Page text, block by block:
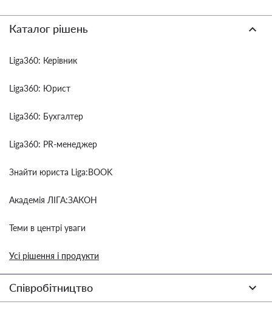
Каталог рішень
Liga360: Керівник
Liga360: Юрист
Liga360: Бухгалтер
Liga360: PR-менеджер
Знайти юриста Liga:BOOK
Академія ЛІГА:ЗАКОН
Теми в центрі уваги
Усі рішення і продукти
Співробітництво